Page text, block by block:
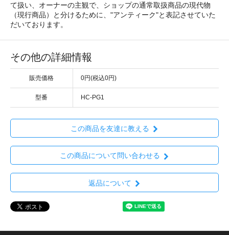
て扱い、オーナーの主観で、ショップの通常取扱商品の現代物
（現行商品）と分けるために、"アンティーク"と表記させていた
だいております。
その他の詳細情報
販売価格 0円(税込0円)
型番 HC-PG1
この商品を友達に教える
この商品について問い合わせる
返品について